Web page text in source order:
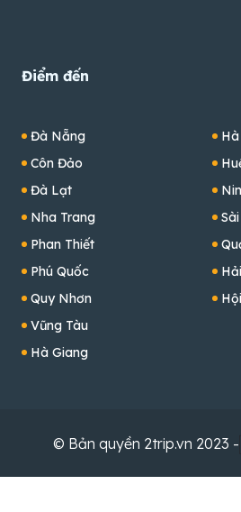
Điểm đến
Đà Nẵng
Côn Đảo
Đà Lạt
Nha Trang
Phan Thiết
Phú Quốc
Quy Nhơn
Vũng Tàu
Hà Giang
© Bản quyền 2trip.vn 2023 -